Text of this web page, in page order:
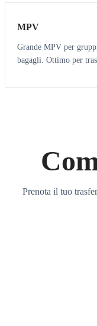
MPV
Grande MPV per
bagagli. Ottimo per
Prenota il tuo